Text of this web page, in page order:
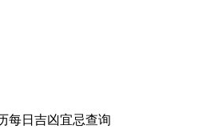
每日吉凶宜忌查询